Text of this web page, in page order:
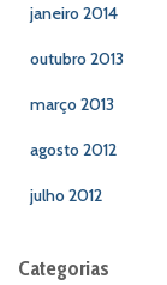
janeiro 2014
outubro 2013
março 2013
agosto 2012
julho 2012
Categorias